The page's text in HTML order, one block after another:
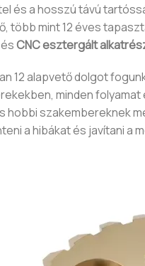
és a hosszú távú
több mint 12 éves
CNC esztergált
12 alapvető dolgot
minden
hobbi szakembereknek
a hibákat és javítani a